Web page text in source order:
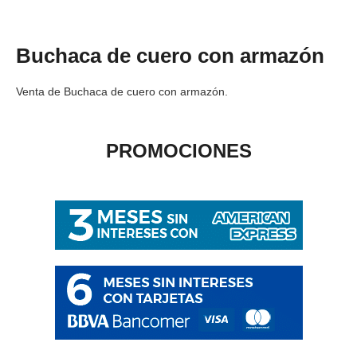
Buchaca de cuero con armazón
Venta de Buchaca de cuero con armazón.
PROMOCIONES